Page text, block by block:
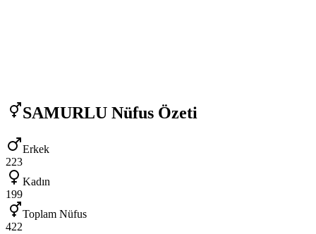
SAMURLU Nüfus Özeti
Erkek
223
Kadın
199
Toplam Nüfus
422